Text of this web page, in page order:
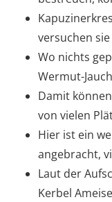
versuchen
Wo nichts
Wermut-
Damit
von vielen
Hier ist ein
angebracht,
Laut der
Kerbel